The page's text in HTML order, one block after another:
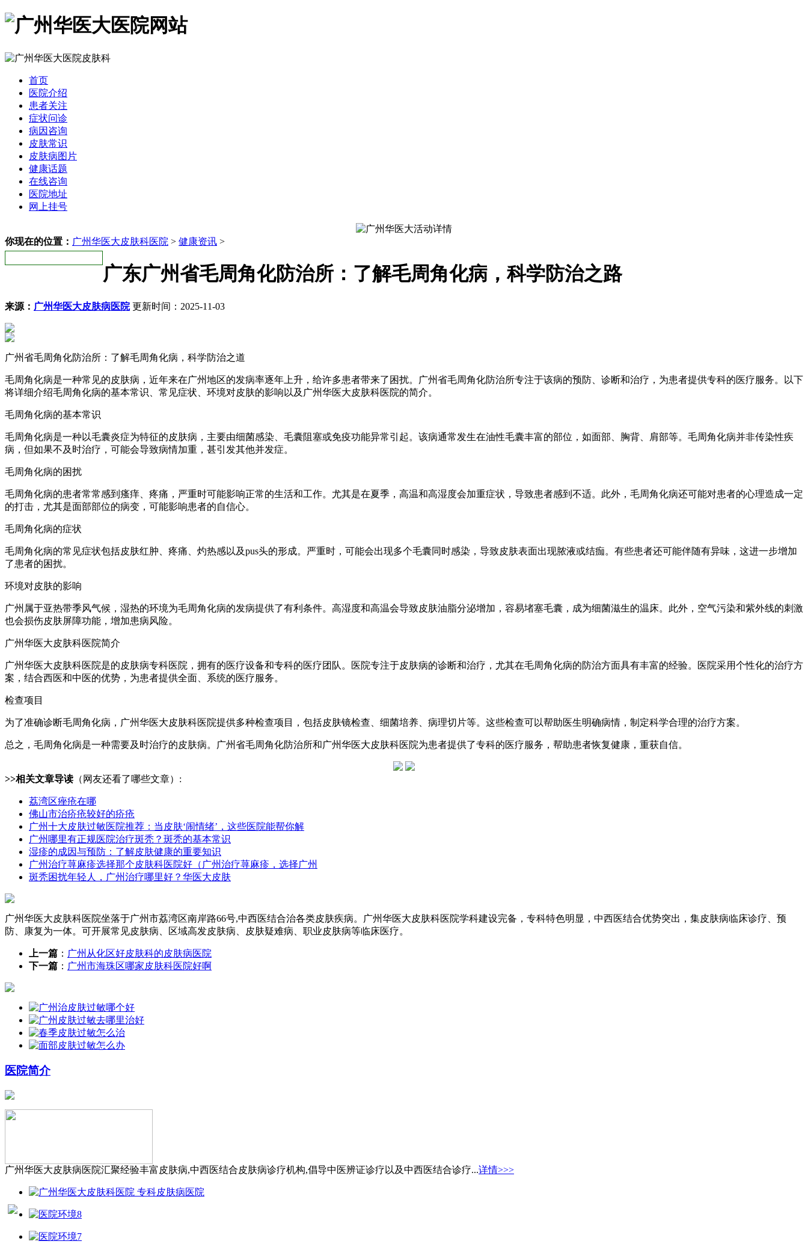
首页
医院介绍
患者关注
症状问诊
病因咨询
皮肤常识
皮肤病图片
健康话题
在线咨询
医院地址
网上挂号
你现在的位置： 广州华医大皮肤科医院 > 健康资讯 >
广东广州省毛周角化防治所：了解毛周角化病，科学防治之路
来源： 广州华医大皮肤病医院更新时间：2025-11-03
广州省毛周角化防治所：了解毛周角化病，科学防治之道
毛周角化病是一种常见的皮肤病，近年来在广州地区的发病率逐年上升，给许多患者带来了困扰。广州省毛周角化防治所专注于该病的预防、诊断和治疗，为患者提供专科的医疗服务。以下
将详细介绍毛周角化病的基本常识、常见症状、环境对皮肤的影响以及广州华医大皮肤科医院的简介。
毛周角化病的基本常识
毛周角化病是一种以毛囊炎症为特征的皮肤病，主要由细菌感染、毛囊阻塞或免疫功能异常引起。该病通常发生在油性毛囊丰富的部位，如面部、胸背、肩部等。毛周角化病并非传染性疾
病，但如果不及时治疗，可能会导致病情加重，甚引发其他并发症。
毛周角化病的困扰
毛周角化病的患者常常感到瘙痒、疼痛，严重时可能影响正常的生活和工作。尤其是在夏季，高温和高湿度会加重症状，导致患者感到不适。此外，毛周角化病还可能对患者的心理造成一定
的打击，尤其是面部部位的病变，可能影响患者的自信心。
毛周角化病的症状
毛周角化病的常见症状包括皮肤红肿、疼痛、灼热感以及pus头的形成。严重时，可能会出现多个毛囊同时感染，导致皮肤表面出现脓液或结痂。有些患者还可能伴随有异味，这进一步增加
了患者的困扰。
环境对皮肤的影响
广州属于亚热带季风气候，湿热的环境为毛周角化病的发病提供了有利条件。高湿度和高温会导致皮肤油脂分泌增加，容易堵塞毛囊，成为细菌滋生的温床。此外，空气污染和紫外线的刺激
也会损伤皮肤屏障功能，增加患病风险。
广州华医大皮肤科医院简介
广州华医大皮肤科医院是的皮肤病专科医院，拥有的医疗设备和专科的医疗团队。医院专注于皮肤病的诊断和治疗，尤其在毛周角化病的防治方面具有丰富的经验。医院采用个性化的治疗方
案，结合西医和中医的优势，为患者提供全面、系统的医疗服务。
检查项目
为了准确诊断毛周角化病，广州华医大皮肤科医院提供多种检查项目，包括皮肤镜检查、细菌培养、病理切片等。这些检查可以帮助医生明确病情，制定科学合理的治疗方案。
总之，毛周角化病是一种需要及时治疗的皮肤病。广州省毛周角化防治所和广州华医大皮肤科医院为患者提供了专科的医疗服务，帮助患者恢复健康，重获自信。
>>相关文章导读 （网友还看了哪些文章）:
荔湾区痤疮在哪
佛山市治疥疮较好的疥疮
广州十大皮肤过敏医院推荐：当皮肤‘闹情绪’，这些医院能帮你解
广州哪里有正规医院治疗斑秃？斑秃的基本常识
湿疹的成因与预防：了解皮肤健康的重要知识
广州治疗荨麻疹选择那个皮肤科医院好（广州治疗荨麻疹，选择广州
斑秃困扰年轻人，广州治疗哪里好？华医大皮肤
广州华医大皮肤科医院坐落于广州市荔湾区南岸路66号,中西医结合治各类皮肤疾病。广州华医大皮肤科医院学科建设完备，专科特色明显，中西医结合优势突出，集皮肤病临床诊疗、预
防、康复为一体。可开展常见皮肤病、区域高发皮肤病、皮肤疑难病、职业皮肤病等临床医疗。
上一篇 ： 广州从化区好皮肤科的皮肤病医院
下一篇 ： 广州市海珠区哪家皮肤科医院好啊
医院简介
广州华医大皮肤病医院汇聚经验丰富皮肤病,中西医结合皮肤病诊疗机构,倡导中医辨证诊疗以及中西医结合诊疗...详情>>>